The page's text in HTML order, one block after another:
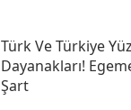
Türk Ve Türkiye
Dayanakları!
Şart